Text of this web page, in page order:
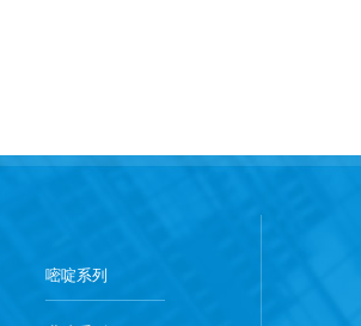
嘧啶系列